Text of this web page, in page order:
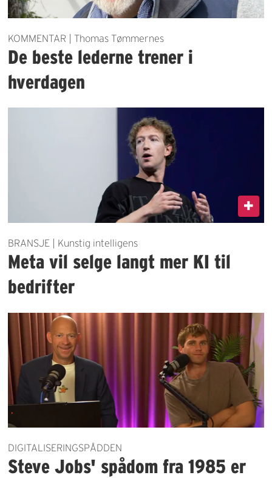
KOMMENTAR | Thomas Tømmernes
De beste lederne trener i
hverdagen
BRANSJE | Kunstig intelligens
Meta vil selge langt mer KI til
bedrifter
DIGITALISERINGSPÅDDEN
Steve Jobs' spådom fra 1985 er